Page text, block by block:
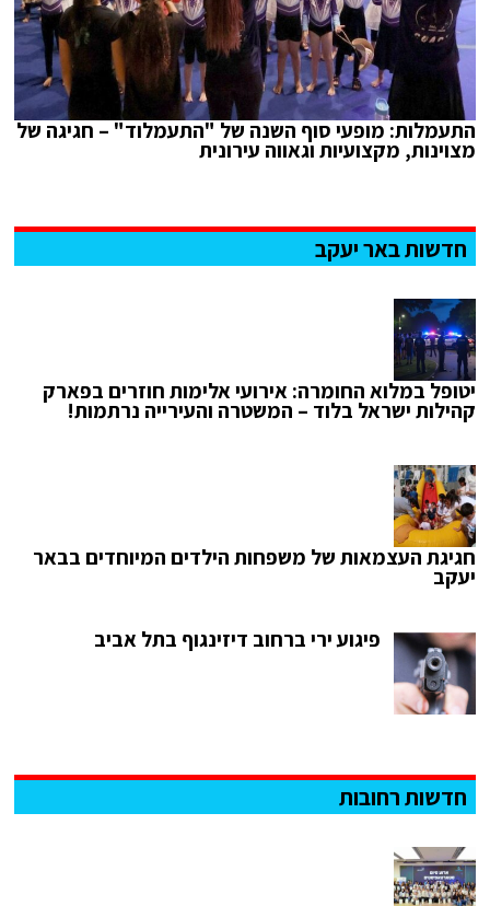
התעמלות: מופעי סוף השנה של "התעמלוד" – חגיגה של
מצוינות, מקצועיות וגאווה עירונית
חדשות באר יעקב
יטופל במלוא החומרה: אירועי אלימות חוזרים בפארק
קהילות ישראל בלוד – המשטרה והעירייה נרתמות!
חגיגת העצמאות של משפחות הילדים המיוחדים בבאר
יעקב
פיגוע ירי ברחוב דיזינגוף בתל אביב
חדשות רחובות